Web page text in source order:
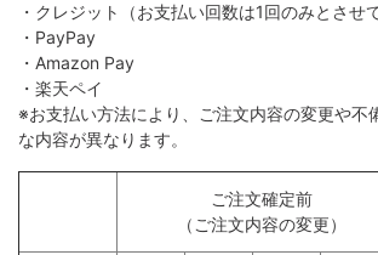
・クレジット（お支払い回数は1回のみとさせ
・PayPay
・Amazon Pay
・楽天ペイ
※お支払い方法により、ご注文内容の変更や不
な内容が異なります。
ご注文確定前
（ご注文内容の変更）